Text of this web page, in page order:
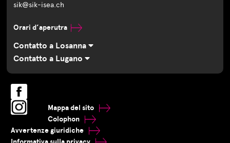
sik@sik-isea.ch
Orari d’aperutra
Contatto a Losanna
Contatto a Lugano
Mappa del sito
Colophon
Avvertenze giuridiche